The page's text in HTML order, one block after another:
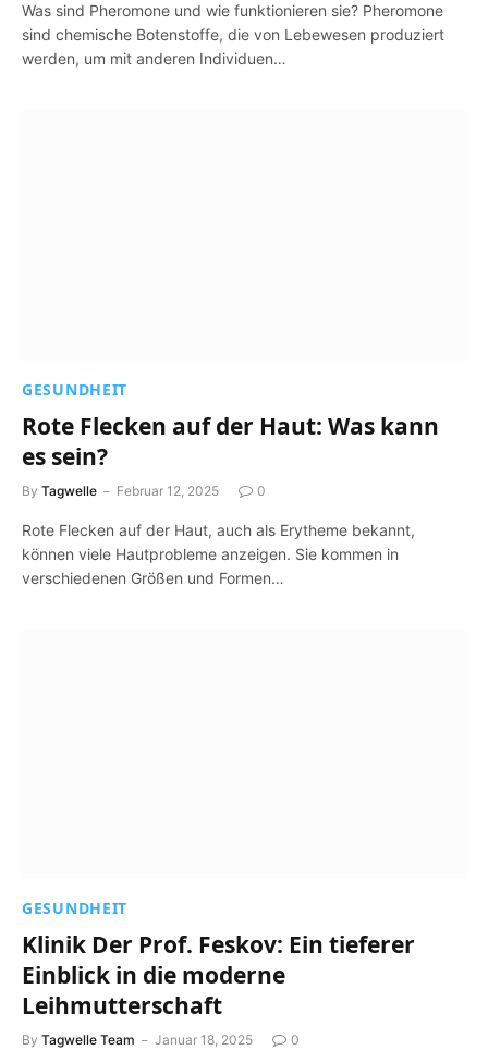
Was sind Pheromone und wie funktionieren sie? Pheromone
sind chemische Botenstoffe, die von Lebewesen produziert
werden, um mit anderen Individuen…
GESUNDHEIT
Rote Flecken auf der Haut: Was kann
es sein?
By Tagwelle Februar 12, 2025 0
Rote Flecken auf der Haut, auch als Erytheme bekannt,
können viele Hautprobleme anzeigen. Sie kommen in
verschiedenen Größen und Formen…
GESUNDHEIT
Klinik Der Prof. Feskov: Ein tieferer
Einblick in die moderne
Leihmutterschaft
By Tagwelle Team Januar 18, 2025 0